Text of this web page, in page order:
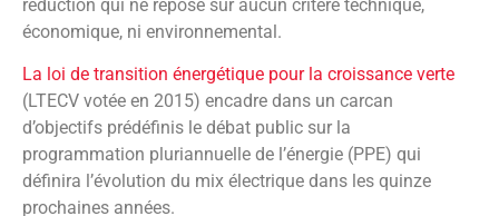
réduction qui ne repose sur aucun critère technique,
économique, ni environnemental.
La loi de transition énergétique pour la croissance verte
(LTECV votée en 2015) encadre dans un carcan
d’objectifs prédéfinis le débat public sur la
programmation pluriannuelle de l’énergie (PPE) qui
définira l’évolution du mix électrique dans les quinze
prochaines années.